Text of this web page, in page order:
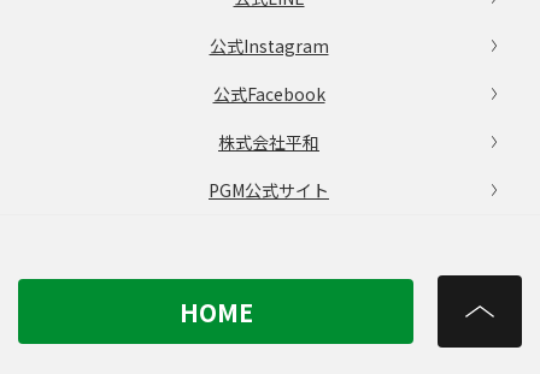
公式Instagram
公式Facebook
株式会社平和
PGM公式サイト
HOME